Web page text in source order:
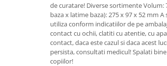
de curatare! Diverse sortimente
baza x latime baza): 275 x 97 x 52 mm
utiliza conform indicatiilor de pe
contact cu ochii, clatiti cu atentie, cu
contact, daca este cazul si daca acest
persista, consultati medicul! Spalati
copiilor!